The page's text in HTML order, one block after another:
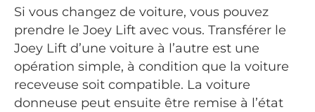
Si vous changez de voiture, vous pouvez
prendre le Joey Lift avec vous. Transférer le
Joey Lift d’une voiture à l’autre est une
opération simple, à condition que la voiture
receveuse soit compatible. La voiture
donneuse peut ensuite être remise à l’état